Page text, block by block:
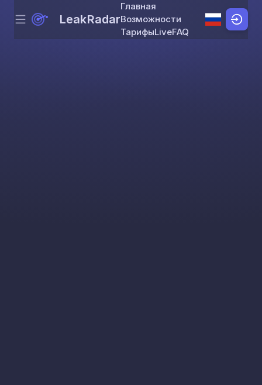
Skip to content
Menu LeakRadar
Главная
Возможности
ТарифыLiveFAQ